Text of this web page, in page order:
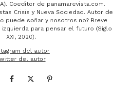
Coeditor de panamarevista.com.
Crisis y Nueva Sociedad. Autor de
puede soñar y nosotros no? Breve
para pensar el futuro (Siglo
XXI, 2020).
del autor
del autor